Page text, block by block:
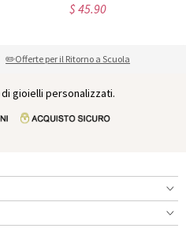
$ 45.90
✏️Offerte per il Ritorno a Scuola
gioielli personalizzati.